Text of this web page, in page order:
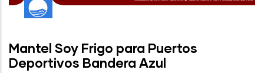
Mantel Soy Frigo para Puertos
Deportivos Bandera Azul